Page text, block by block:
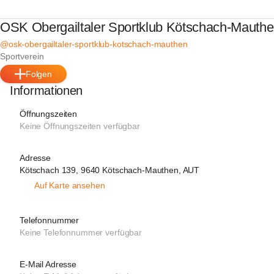
OSK Obergailtaler Sportklub Kötschach-
@osk-obergailtaler-sportklub-kotschach-mauthen
Sportverein
Folgen
Informationen
Öffnungszeiten
Keine Öffnungszeiten verfügbar
Adresse
Kötschach 139, 9640 Kötschach-Mauthen, AUT
Auf Karte ansehen
Telefonnummer
Keine Telefonnummer verfügbar
E-Mail Adresse